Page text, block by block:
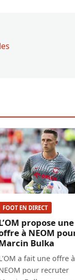
FOOT EN DIRECT
propose une
à NEOM
Bulka
a fait une offre à
pour recruter